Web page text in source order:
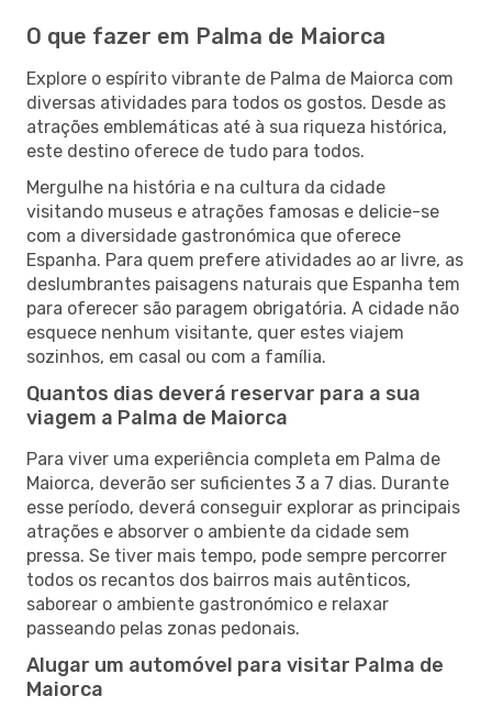
O que fazer em Palma de Maiorca
Explore o espírito vibrante de Palma de Maiorca com
diversas atividades para todos os gostos. Desde as
atrações emblemáticas até à sua riqueza histórica,
este destino oferece de tudo para todos.
Mergulhe na história e na cultura da cidade
visitando museus e atrações famosas e delicie-se
com a diversidade gastronómica que oferece
Espanha. Para quem prefere atividades ao ar livre, as
deslumbrantes paisagens naturais que Espanha tem
para oferecer são paragem obrigatória. A cidade não
esquece nenhum visitante, quer estes viajem
sozinhos, em casal ou com a família.
Quantos dias deverá reservar para a sua
viagem a Palma de Maiorca
Para viver uma experiência completa em Palma de
Maiorca, deverão ser suficientes 3 a 7 dias. Durante
esse período, deverá conseguir explorar as principais
atrações e absorver o ambiente da cidade sem
pressa. Se tiver mais tempo, pode sempre percorrer
todos os recantos dos bairros mais autênticos,
saborear o ambiente gastronómico e relaxar
passeando pelas zonas pedonais.
Alugar um automóvel para visitar Palma de
Maiorca